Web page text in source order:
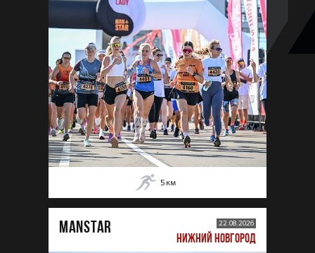
5 км
MANSTAR 22.08.2026
НИЖНИЙ НОВГОРОД